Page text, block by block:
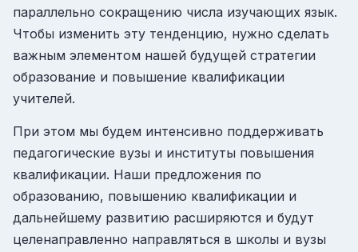
параллельно сокращению числа изучающих язык.
Чтобы изменить эту тенденцию, нужно сделать
важным элементом нашей будущей стратегии
образование и повышение квалификации
учителей.
При этом мы будем интенсивно поддерживать
педагогические вузы и институты повышения
квалификации. Наши предложения по
образованию, повышению квалификации и
дальнейшему развитию расширяются и будут
целенаправленно направляться в школы и вузы